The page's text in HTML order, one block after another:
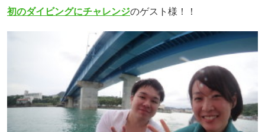
初のダイビングにチャレンジのゲスト様！！